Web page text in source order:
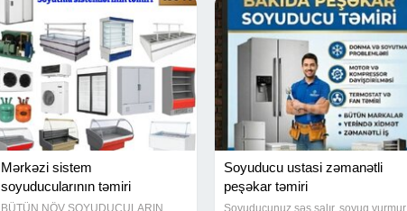
Mərkəzi sistem
soyuducularının təmiri
Soyuducu ustasi zəmanətli
peşəkar təmiri